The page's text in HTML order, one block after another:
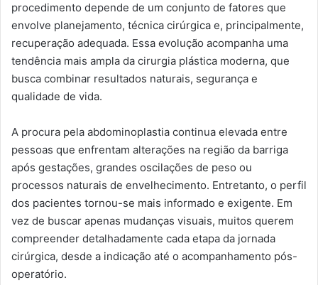
procedimento depende de um conjunto de fatores que
envolve planejamento, técnica cirúrgica e, principalmente,
recuperação adequada. Essa evolução acompanha uma
tendência mais ampla da cirurgia plástica moderna, que
busca combinar resultados naturais, segurança e
qualidade de vida.
A procura pela abdominoplastia continua elevada entre
pessoas que enfrentam alterações na região da barriga
após gestações, grandes oscilações de peso ou
processos naturais de envelhecimento. Entretanto, o perfil
dos pacientes tornou-se mais informado e exigente. Em
vez de buscar apenas mudanças visuais, muitos querem
compreender detalhadamente cada etapa da jornada
cirúrgica, desde a indicação até o acompanhamento pós-
operatório.